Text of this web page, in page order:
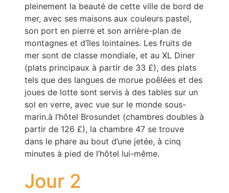
pleinement la beauté de cette ville de bord de
mer, avec ses maisons aux couleurs pastel,
son port en pierre et son arrière-plan de
montagnes et d’îles lointaines. Les fruits de
mer sont de classe mondiale, et au XL Diner
(plats principaux à partir de 33 £), des plats
tels que des langues de morue poêlées et des
joues de lotte sont servis à des tables sur un
sol en verre, avec vue sur le monde sous-
marin.à l’hôtel Brosundet (chambres doubles à
partir de 126 £), la chambre 47 se trouve
dans le phare au bout d’une jetée, à cinq
minutes à pied de l’hôtel lui-même.
Jour 2